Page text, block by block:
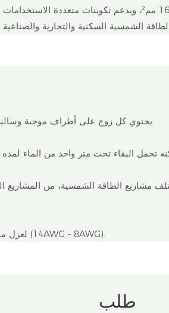
الخارجية. يتوافق هذا الموصل مع مقاطع عرضية للكابلات تتراوح من 2.5 مم² إلى 16 مم²، ويدعم تكوينات متعددة الاستخدامات
مشاريع الطاقة الشمسية، من المشاريع
مصنوع من مادة PPE لعزل ممتاز؛ متوافق مع الكابلات من 2.5 مم² - 10 مم² (14AWG - 8AWG).
طلب